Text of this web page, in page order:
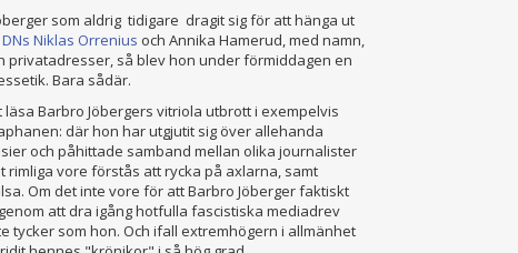
som aldrig tidigare dragit sig för att hänga ut
DNs Niklas Orrenius och Annika Hamerud, med namn,
privatadresser, så blev hon under förmiddagen en
Bara sådär.
Barbro Jöbergers vitriola utbrott i exempelvis
där hon har utgjutit sig över allehanda
och påhittade samband mellan olika journalister
rimliga vore förstås att rycka på axlarna, samt
Om det inte vore för att Barbro Jöberger faktiskt
att dra igång hotfulla fascistiska mediadrev
tycker som hon. Och ifall extremhögern i allmänhet